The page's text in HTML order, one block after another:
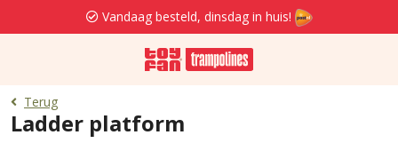
Vandaag besteld, dinsdag in huis!
Terug
Ladder platform